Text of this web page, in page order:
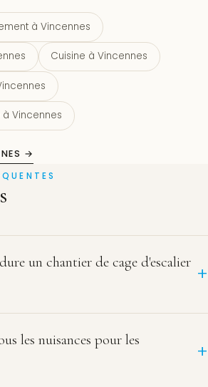
à Vincennes
Cuisine à Vincennes
Vincennes
→
un chantier de cage d'escalier
les nuisances pour les